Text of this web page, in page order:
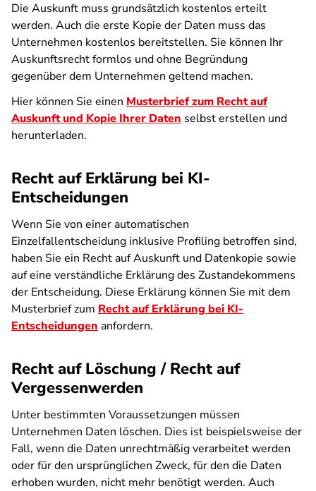
Die Auskunft muss grundsätzlich kostenlos erteilt
werden. Auch die erste Kopie der Daten muss das
Unternehmen kostenlos bereitstellen. Sie können Ihr
Auskunftsrecht formlos und ohne Begründung
gegenüber dem Unternehmen geltend machen.
Hier können Sie einen Musterbrief zum Recht auf
Auskunft und Kopie Ihrer Daten selbst erstellen und
herunterladen.
Recht auf Erklärung bei KI-
Entscheidungen
Wenn Sie von einer automatischen
Einzelfallentscheidung inklusive Profiling betroffen sind,
haben Sie ein Recht auf Auskunft und Datenkopie sowie
auf eine verständliche Erklärung des Zustandekommens
der Entscheidung. Diese Erklärung können Sie mit dem
Musterbrief zum Recht auf Erklärung bei KI-
Entscheidungen anfordern.
Recht auf Löschung / Recht auf
Vergessenwerden
Unter bestimmten Voraussetzungen müssen
Unternehmen Daten löschen. Dies ist beispielsweise der
Fall, wenn die Daten unrechtmäßig verarbeitet werden
oder für den ursprünglichen Zweck, für den die Daten
erhoben wurden, nicht mehr benötigt werden. Auch